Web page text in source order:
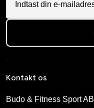
Kontakt os
Budo & Fitness Sport AB